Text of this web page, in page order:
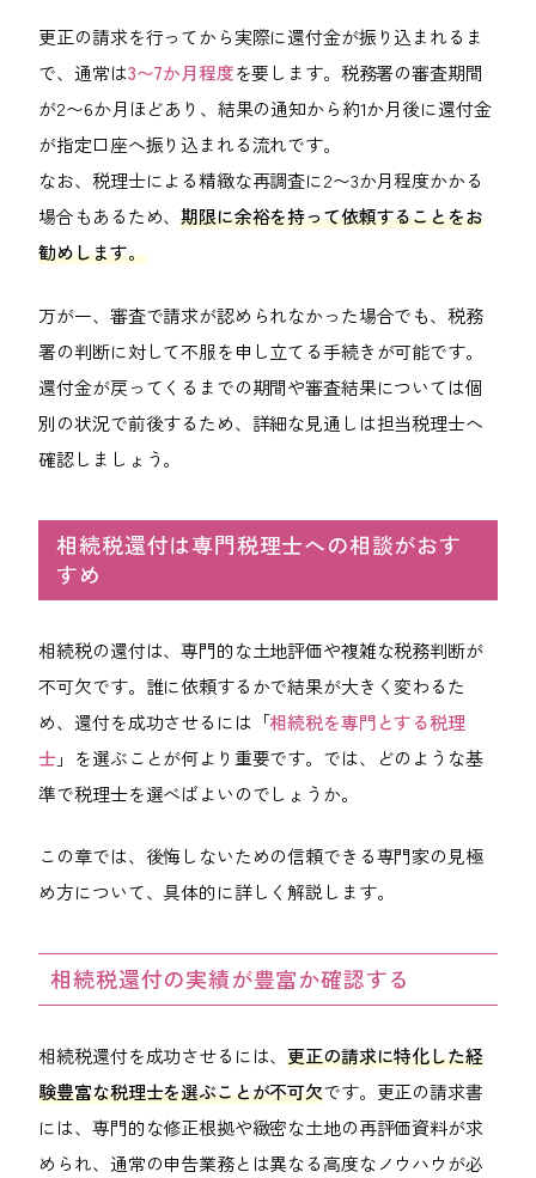
更正の請求を行ってから実際に還付金が振り込まれるま
で、通常は3〜7か月程度を要します。税務署の審査期間
が2〜6か月ほどあり、結果の通知から約1か月後に還付金
が指定口座へ振り込まれる流れです。
なお、税理士による精緻な再調査に2〜3か月程度かかる
場合もあるため、期限に余裕を持って依頼することをお
勧めします。
万が一、審査で請求が認められなかった場合でも、税務
署の判断に対して不服を申し立てる手続きが可能です。
還付金が戻ってくるまでの期間や審査結果については個
別の状況で前後するため、詳細な見通しは担当税理士へ
確認しましょう。
相続税還付は専門税理士への相談がおす
すめ
相続税の還付は、専門的な土地評価や複雑な税務判断が
不可欠です。誰に依頼するかで結果が大きく変わるた
め、還付を成功させるには「相続税を専門とする税理
士」を選ぶことが何より重要です。では、どのような基
準で税理士を選べばよいのでしょうか。
この章では、後悔しないための信頼できる専門家の見極
め方について、具体的に詳しく解説します。
相続税還付の実績が豊富か確認する
相続税還付を成功させるには、更正の請求に特化した経
験豊富な税理士を選ぶことが不可欠です。更正の請求書
には、専門的な修正根拠や緻密な土地の再評価資料が求
められ、通常の申告業務とは異なる高度なノウハウが必